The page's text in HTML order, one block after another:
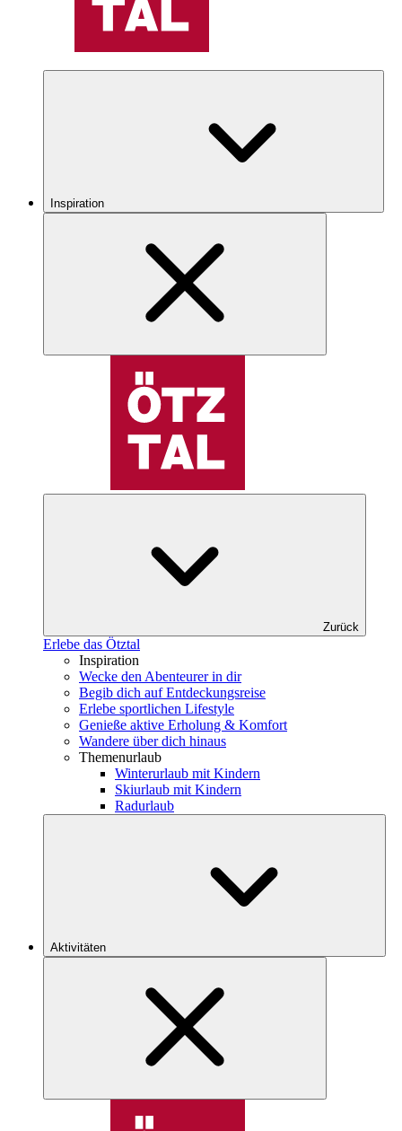
Inspiration
Zurück
Erlebe das Ötztal
Inspiration
Wecke den Abenteurer in dir
Begib dich auf Entdeckungsreise
Erlebe sportlichen Lifestyle
Genieße aktive Erholung & Komfort
Wandere über dich hinaus
Themenurlaub
Winterurlaub mit Kindern
Skiurlaub mit Kindern
Radurlaub
Aktivitäten